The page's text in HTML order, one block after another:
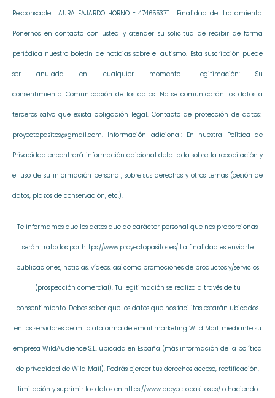
Responsable: LAURA FAJARDO HORNO - 47465537T . Finalidad del tratamiento:
Ponernos en contacto con usted y atender su solicitud de recibir de forma
periódica nuestro boletín de noticias sobre el autismo. Esta suscripción puede
ser anulada en cualquier momento. Legitimación: Su
consentimiento. Comunicación de los datos: No se comunicarán los datos a
terceros salvo que exista obligación legal. Contacto de protección de datos:
proyectopasitos@gmail.com. Información adicional: En nuestra Política de
Privacidad encontrará información adicional detallada sobre la recopilación y
el uso de su información personal, sobre sus derechos y otros temas (cesión de
datos, plazos de conservación, etc.).
Te informamos que los datos que de carácter personal que nos proporcionas
serán tratados por https://www.proyectopasitos.es/ La finalidad es enviarte
publicaciones, noticias, vídeos, así como promociones de productos y/servicios
(prospección comercial). Tu legitimación se realiza a través de tu
consentimiento. Debes saber que los datos que nos facilitas estarán ubicados
en los servidores de mi plataforma de email marketing Wild Mail, mediante su
empresa WildAudience S.L. ubicada en España (más información de la política
de privacidad de Wild Mail). Podrás ejercer tus derechos acceso, rectificación,
limitación y suprimir los datos en https://www.proyectopasitos.es/ o haciendo